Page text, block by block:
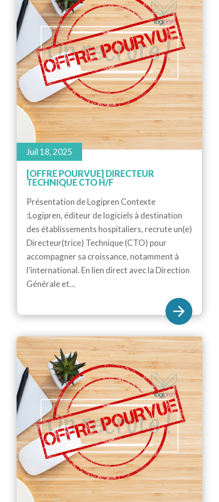
[OFFRE POURVUE] DIRECTEUR
TECHNIQUE CTO H/F
Juil 18, 2025
Présentation de Logipren Contexte
:Logipren, éditeur de logiciels à destination
des établissements hospitaliers, recrute un(e)
Directeur(trice) Technique (CTO) pour
accompagner sa croissance, notamment à
l’international. En lien direct avec la Direction
Générale et...